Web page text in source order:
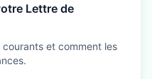
Lettre de
et comment les